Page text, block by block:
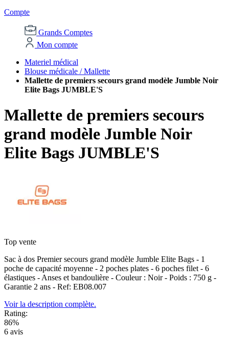
Compte
Grands Comptes
Mon compte
Materiel médical
Blouse médicale / Mallette
Mallette de premiers secours grand modèle Jumble Noir
Elite Bags JUMBLE'S
Mallette de premiers secours
grand modèle Jumble Noir
Elite Bags JUMBLE'S
Top vente
Sac à dos Premier secours grand modèle Jumble Elite Bags - 1
poche de capacité moyenne - 2 poches plates - 6 poches filet - 6
élastiques - Anses et bandoulière - Couleur : Noir - Poids : 750 g -
Garantie 2 ans - Ref: EB08.007
Voir la description complète.
Rating:
86%
6 avis